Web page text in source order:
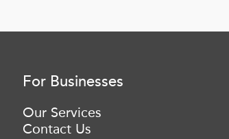
For Businesses
Our Services
Contact Us